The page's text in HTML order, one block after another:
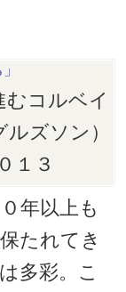
コルベイ
ズソン）
１３
年以上も
たれてき
多彩。こ